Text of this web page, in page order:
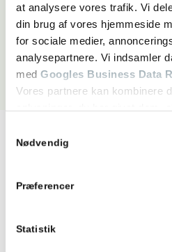
at analysere vores trafik. Vi
din brug af vores hjemmeside
for sociale medier,
analysepartnere. Vi indsamler
med Googles Business Data
Vores partnere kan kombinere
Nødvendig
Præferencer
Statistik
FÅ ET TILBUD PÅ
Har du brug for et overblik,
grundlag at træffe et valg